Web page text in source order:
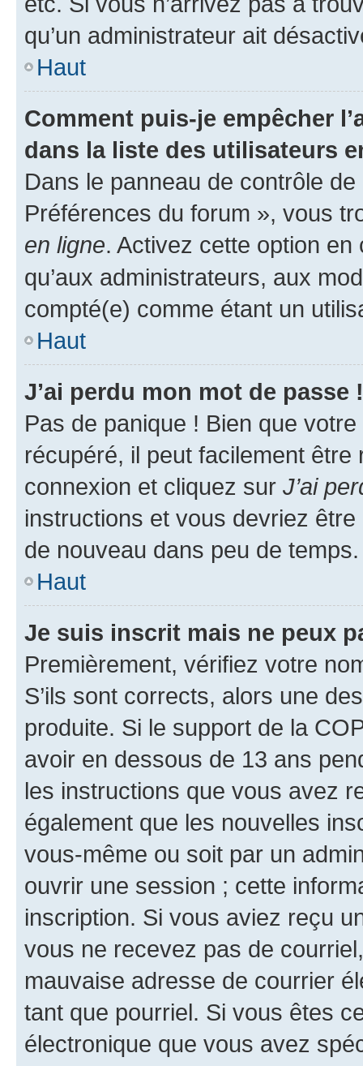
qu’un administrateur ait
Haut
Comment puis-je empêcher
dans la liste des utilisateurs
Dans le panneau de contrôle
Préférences du forum », vous
en ligne. Activez cette option
qu’aux administrateurs, aux
compté(e) comme étant un
Haut
J’ai perdu mon mot de passe !
Pas de panique ! Bien que
récupéré, il peut facilement
connexion et cliquez sur J’ai
instructions et vous devriez
de nouveau dans peu de temps.
Haut
Je suis inscrit mais ne peux
Premièrement, vérifiez votre
S’ils sont corrects, alors une
produite. Si le support de la
avoir en dessous de 13 ans
les instructions que vous avez
également que les nouvelles
vous-même ou soit par un
ouvrir une session ; cette
inscription. Si vous aviez reçu
vous ne recevez pas de
mauvaise adresse de courrier
tant que pourriel. Si vous êtes
électronique que vous avez